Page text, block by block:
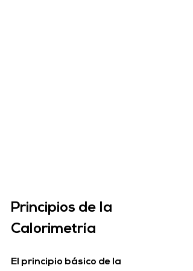
Principios de la
Calorimetría
El principio básico de la